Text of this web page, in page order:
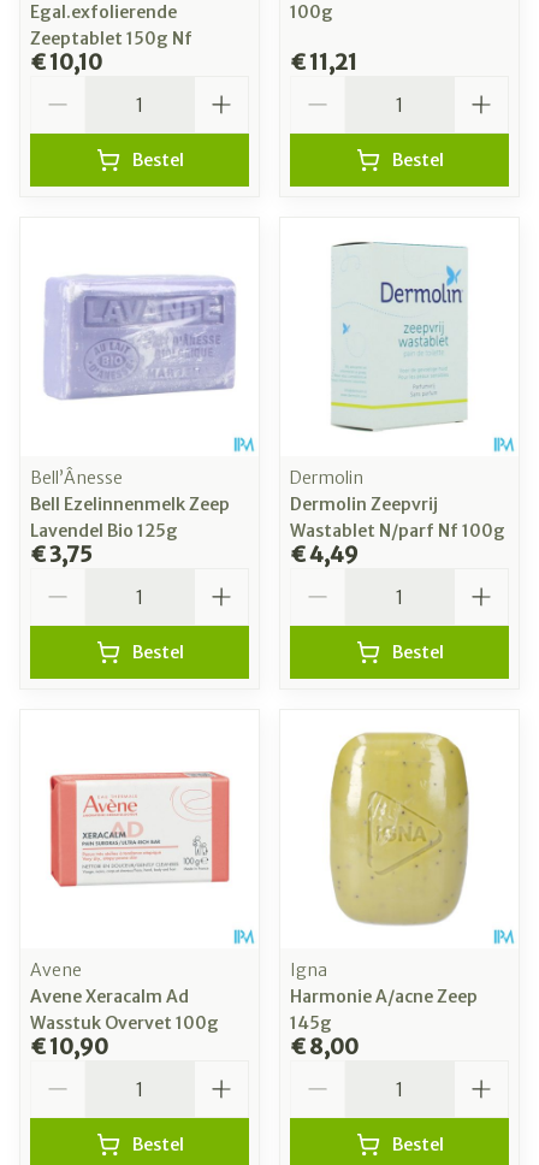
Egal.exfolierende
Zeeptablet 150g Nf
€ 10,10
Bestel
100g
€ 11,21
Bestel
Bell’Ânesse
Bell Ezelinnenmelk Zeep
Lavendel Bio 125g
€ 3,75
Bestel
Dermolin
Dermolin Zeepvrij
Wastablet N/parf Nf 100g
€ 4,49
Bestel
Avene
Avene Xeracalm Ad
Wasstuk Overvet 100g
€ 10,90
Bestel
Igna
Harmonie A/acne Zeep
145g
€ 8,00
Bestel